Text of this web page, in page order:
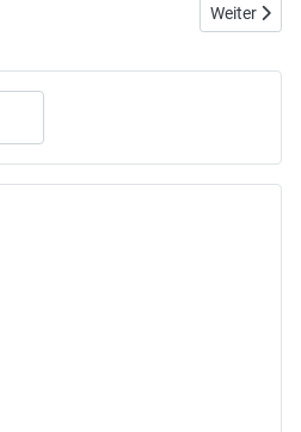
eine ungeregelte GasanlageNächster
Weiter